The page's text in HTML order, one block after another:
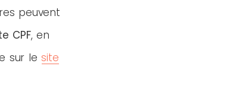
peuvent
CPF, en
sur lesite